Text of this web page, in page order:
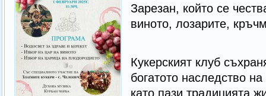
Зарезан, който се
виното, лозарите,
Кукерският клуб
богатото наследство
като пази традицията